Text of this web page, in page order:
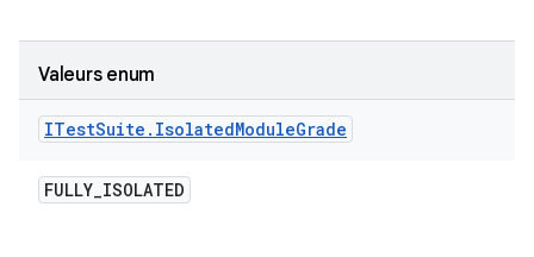
Valeurs enum
ITestSuite . IsolatedModuleGrade
FULLY_ISOLATED